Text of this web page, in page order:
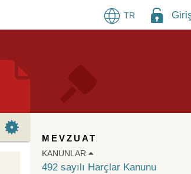
TR
MEVZUAT
KANUNLAR
492 sayılı Harçlar Kanunu